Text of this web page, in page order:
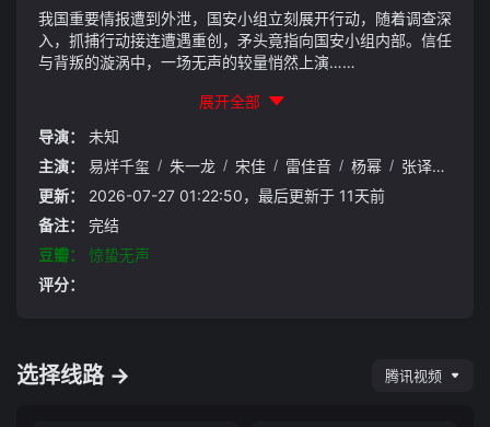
我国重要情报遭到外泄，国安小组立刻展开行动，随着调查深
入，抓捕行动接连遭遇重创，矛头竟指向国安小组内部。信任
与背叛的漩涡中，一场无声的较量悄然上演……
展开全部
导演：
未知
主演：
易烊千玺 / 朱一龙 / 宋佳 / 雷佳音 / 杨幂 / 张译
更新：
2026-07-27 01:22:50，最后更新于 11天前
备注：
完结
豆瓣：
惊蛰无声
评分：
选择线路 → 腾讯视频